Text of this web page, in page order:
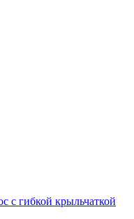
с гибкой крыльчаткой